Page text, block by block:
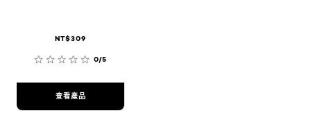
NT$309
0/5
查看產品